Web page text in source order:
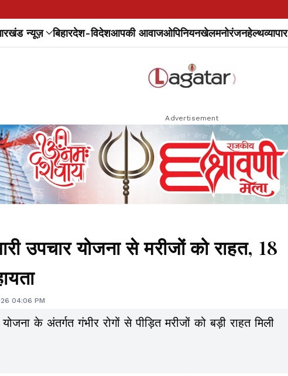
न्यूज़ बिहारदेश-विदेशआपकी आवाजओपिनियनखेलमनोरंजनहेल्थव्यापार
Advertisement
उपचार योजना से मरीजों को राहत, 18
04:06 PM
के अंतर्गत गंभीर रोगों से पीड़ित मरीजों को बड़ी राहत मिली